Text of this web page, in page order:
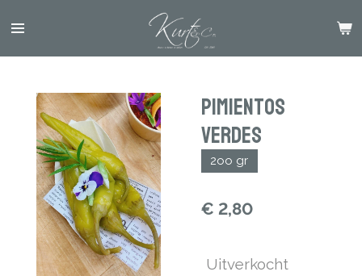
direct
Pimientos
Verdes
2oo gr
€ 2,80
Uitverkocht